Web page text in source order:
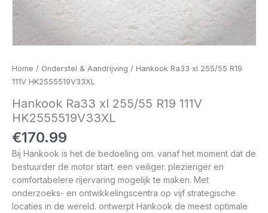
Home / Onderstel & Aandrijving / Hankook Ra33 xl 255/55 R19
111V HK2555519V33XL
Hankook Ra33 xl 255/55 R19 111V
HK2555519V33XL
€170.99
Bij Hankook is het de bedoeling om. vanaf het moment dat de
bestuurder de motor start. een veiliger. plezieriger en
comfortabelere rijervaring mogelijk te maken. Met
onderzoeks- en ontwikkelingscentra op vijf strategische
locaties in de wereld. ontwerpt Hankook de meest optimale